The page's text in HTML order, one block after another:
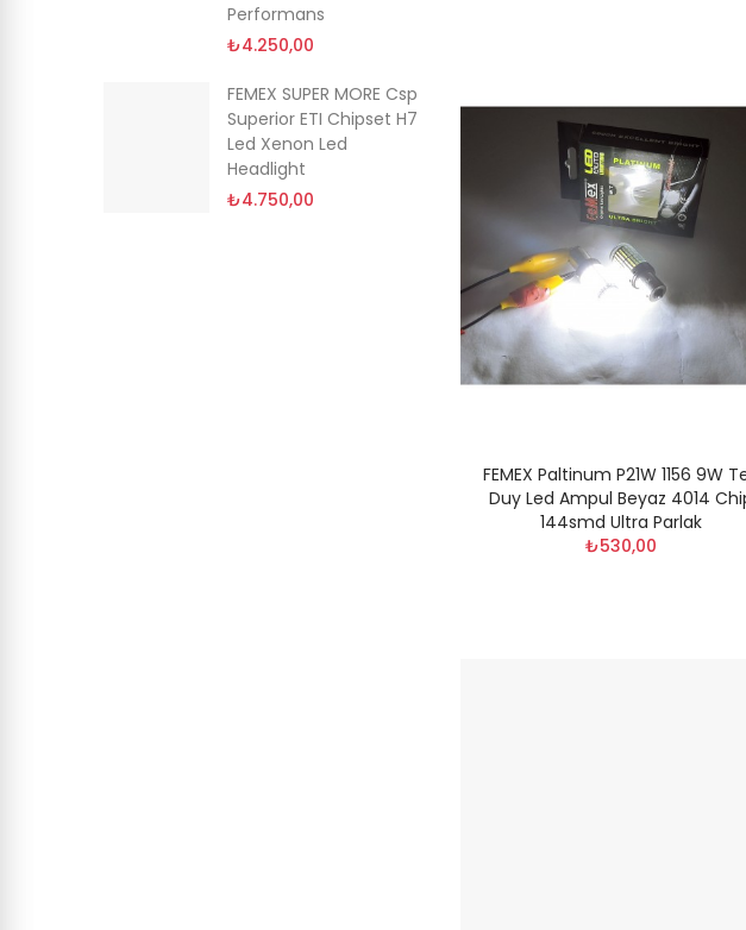
FEMEX Paltinum P21W 1156 9W
Duy Led Ampul Beyaz 4014
144smd Ultra Parlak
₺530,00
Performans
₺4.250,00
FEMEX SUPER MORE Csp
Superior ETI Chipset H7
Led Xenon Led
Headlight
₺4.750,00
Power Kısa Uzun
₺7.000,00